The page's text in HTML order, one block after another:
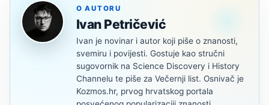
O AUTORU
Ivan Petričević
Ivan je novinar i autor koji piše o znanosti,
svemiru i povijesti. Gostuje kao stručni
sugovornik na Science Discovery i History
Channelu te piše za Večernji list. Osnivač je
Kozmos.hr, prvog hrvatskog portala